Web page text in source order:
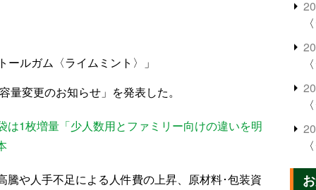
ールガム〈ライムミント〉」
変更のお知らせ」を発表した。
1枚増量「少人数用とファミリー向けの違いを明
や人手不足による人件費の上昇、原材料･包装資